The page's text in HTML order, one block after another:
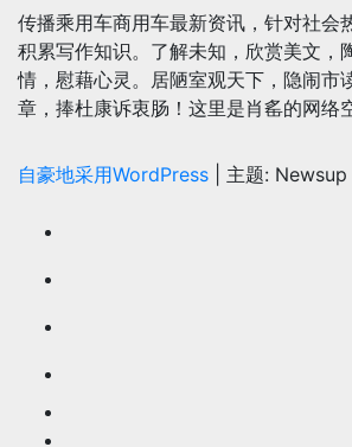
传播乘用车商用车最新资讯，针对社会
积累写作知识。了解未知，欣赏美文，
情，慰藉心灵。居陋室观天下，隐闹市
章，捧杜康诉衷肠！这里是肖䍃的网络
自豪地采用WordPress 主题: Newsup